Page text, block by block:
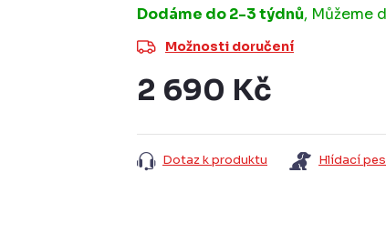
Dodáme do 2-3 týdnů
Možnosti doručení
2 690 Kč
Dotaz k produktu Hlídací pes